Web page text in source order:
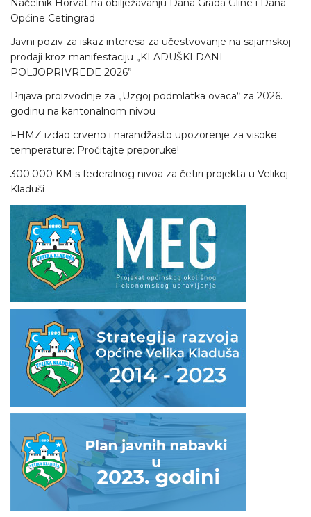
Načelnik Horvat na obilježavanju Dana Grada Gline i Dana
Općine Cetingrad
Javni poziv za iskaz interesa za učestvovanje na sajamskoj
prodaji kroz manifestaciju „KLADUŠKI DANI
POLJOPRIVREDE 2026”
Prijava proizvodnje za „Uzgoj podmlatka ovaca“ za 2026.
godinu na kantonalnom nivou
FHMZ izdao crveno i narandžasto upozorenje za visoke
temperature: Pročitajte preporuke!
300.000 KM s federalnog nivoa za četiri projekta u Velikoj
Kladuši